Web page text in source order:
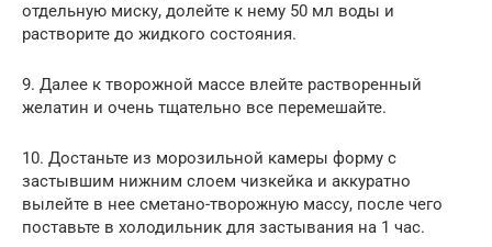
отдельную миску, долейте к нему 50 мл воды и
растворите до жидкого состояния.
9. Далее к творожной массе влейте растворенный
желатин и очень тщательно все перемешайте.
10. Достаньте из морозильной камеры форму с
застывшим нижним слоем чизкейка и аккуратно
вылейте в нее сметано-творожную массу, после чего
поставьте в холодильник для застывания на 1 час.